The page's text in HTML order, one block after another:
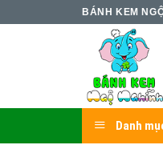
BÁNH KEM
Danh